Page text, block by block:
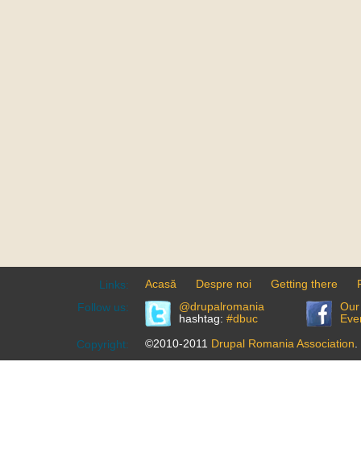
Links: Acasă Despre noi Getting there
Follow us:
@drupalromania
hashtag: #dbuc
Copyright: ©2010-2011 Drupal Romania Association